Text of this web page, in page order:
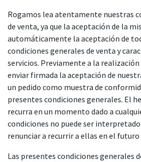
Rogamos lea atentamente nuestras
de venta, ya que la aceptación de la
automáticamente la aceptación de
condiciones generales de venta y
servicios. Previamente a la
enviar firmada la aceptación de
un pedido como muestra de
presentes condiciones generales. El
recurra en un momento dado a
condiciones no puede ser
renunciar a recurrir a ellas en el futuro
Las presentes condiciones generales